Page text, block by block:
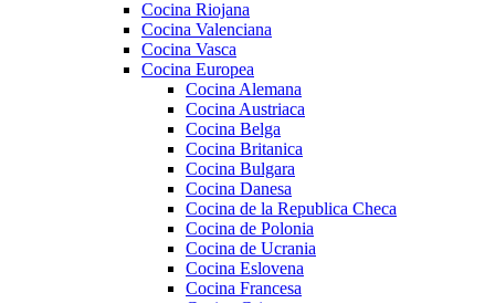
Cocina Riojana
Cocina Valenciana
Cocina Vasca
Cocina Europea
Cocina Alemana
Cocina Austriaca
Cocina Belga
Cocina Britanica
Cocina Bulgara
Cocina Danesa
Cocina de la Republica Checa
Cocina de Polonia
Cocina de Ucrania
Cocina Eslovena
Cocina Francesa